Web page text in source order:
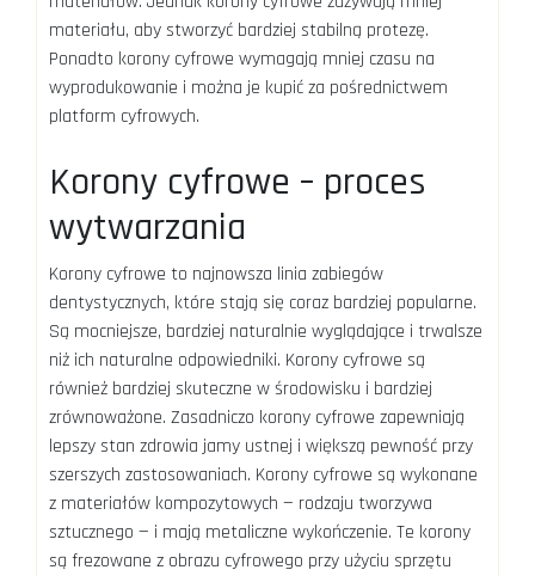
materiału, aby stworzyć bardziej stabilną protezę.
Ponadto korony cyfrowe wymagają mniej czasu na
wyprodukowanie i można je kupić za pośrednictwem
platform cyfrowych.
Korony cyfrowe – proces
wytwarzania
Korony cyfrowe to najnowsza linia zabiegów
dentystycznych, które stają się coraz bardziej popularne.
Są mocniejsze, bardziej naturalnie wyglądające i trwalsze
niż ich naturalne odpowiedniki. Korony cyfrowe są
również bardziej skuteczne w środowisku i bardziej
zrównoważone. Zasadniczo korony cyfrowe zapewniają
lepszy stan zdrowia jamy ustnej i większą pewność przy
szerszych zastosowaniach. Korony cyfrowe są wykonane
z materiałów kompozytowych — rodzaju tworzywa
sztucznego — i mają metaliczne wykończenie. Te korony
są frezowane z obrazu cyfrowego przy użyciu sprzętu